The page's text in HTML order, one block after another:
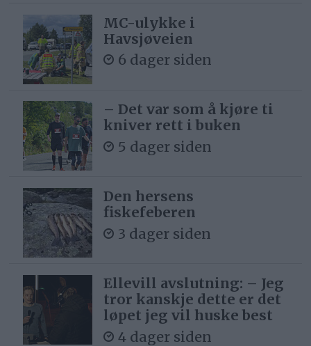
MC-ulykke i
Havsjøveien
6 dager siden
– Det var som å kjøre ti
kniver rett i buken
5 dager siden
Den hersens
fiskefeberen
3 dager siden
Ellevill avslutning: – Jeg
tror kanskje dette er det
løpet jeg vil huske best
4 dager siden